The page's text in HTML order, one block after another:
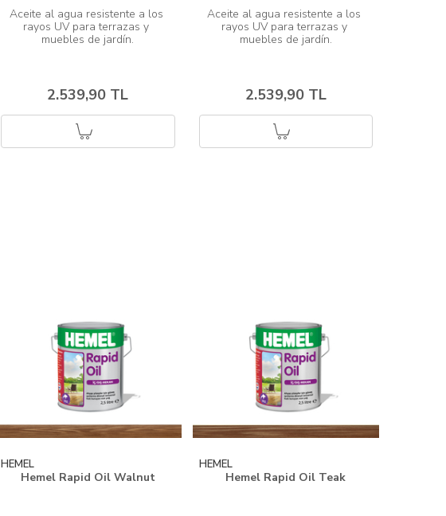
Aceite al agua resistente a los
rayos UV para terrazas y
2.539,90 TL
Aceite al agua resistente a los
rayos UV para terrazas y
2.539,90 TL
HEMEL
Hemel Rapid Oil Walnut
HEMEL
Hemel Rapid Oil Teak